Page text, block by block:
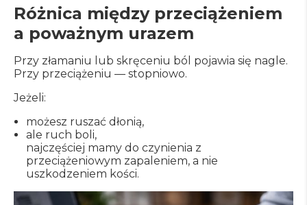
Różnica między przeciążeniem
a poważnym urazem
Przy złamaniu lub skręceniu ból pojawia się nagle.
Przy przeciążeniu — stopniowo.
Jeżeli:
możesz ruszać dłonią,
ale ruch boli,
najczęściej mamy do czynienia z
przeciążeniowym zapaleniem, a nie
uszkodzeniem kości.